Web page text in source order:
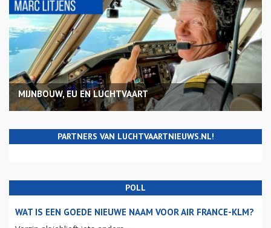
MIJNBOUW, EU EN LUCHTVAART
PARTNERS VAN LUCHTVAARTNIEUWS.NL!
POLL
WAT IS EEN GOEDE NIEUWE NAAM VOOR AIR FRANCE-KLM?